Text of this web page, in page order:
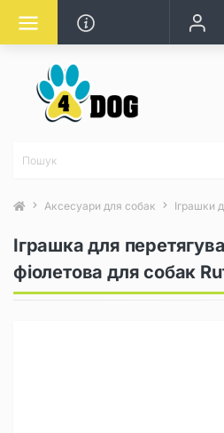
Аксесуари для собак Іграшки
Іграшка для
фіолетова для собак